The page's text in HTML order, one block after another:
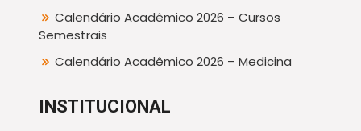
Calendário Acadêmico 2026 – Cursos
Semestrais
Calendário Acadêmico 2026 – Medicina
INSTITUCIONAL